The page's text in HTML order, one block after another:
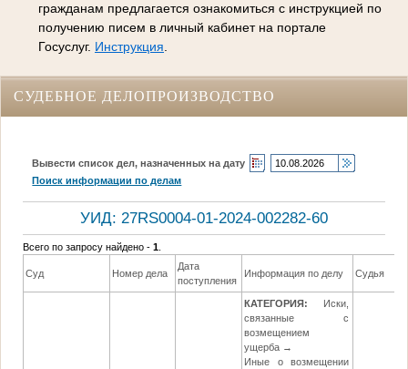
гражданам предлагается ознакомиться с инструкцией по
получению писем в личный кабинет на портале
Госуслуг. Инструкция
СУДЕБНОЕ ДЕЛОПРОИЗВОДСТВО
Вывести список дел, назначенных на дату
Поиск информации по делам
УИД: 27RS0004-01-2024-002282-60
Всего по запросу найдено -1
Суд Номер дела
Дата
поступления
Информация по делу Судья
КАТЕГОРИЯ:
Иски,
связанные с
возмещением
ущерба →
Иные о возмещении